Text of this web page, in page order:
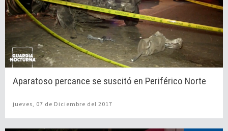
Aparatoso percance se suscitó en Periférico Norte
jueves, 07 de Diciembre del 2017